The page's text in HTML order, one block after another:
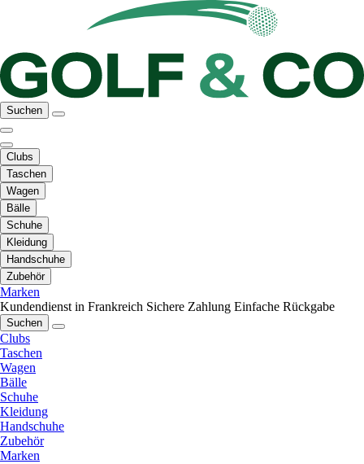
Suchen
Clubs
Taschen
Wagen
Bälle
Schuhe
Kleidung
Handschuhe
Zubehör
Marken
Kundendienst in Frankreich Sichere Zahlung Einfache Rückgabe
Suchen
Clubs
Taschen
Wagen
Bälle
Schuhe
Kleidung
Handschuhe
Zubehör
Marken